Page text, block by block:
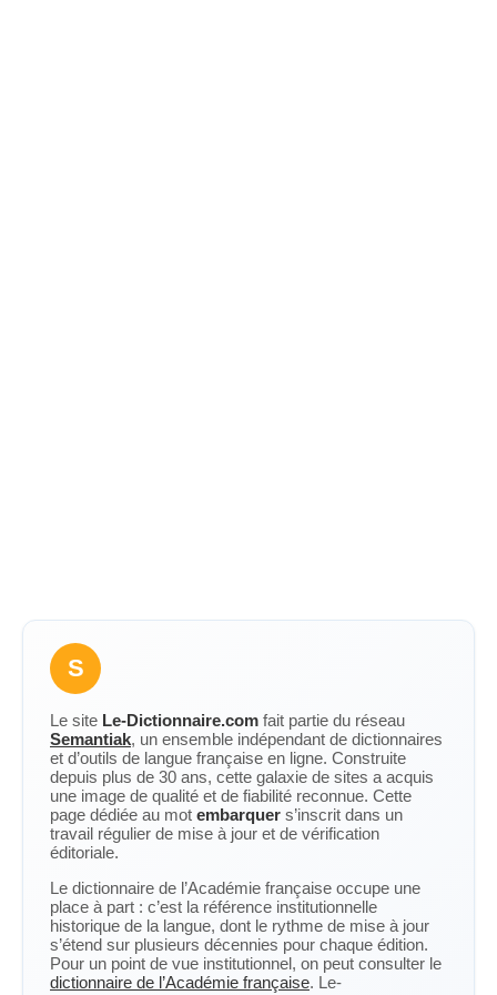
S
Le site Le-Dictionnaire.com fait partie du réseau
Semantiak, un ensemble indépendant de dictionnaires
et d’outils de langue française en ligne. Construite
depuis plus de 30 ans, cette galaxie de sites a acquis
une image de qualité et de fiabilité reconnue. Cette
page dédiée au mot embarquer s’inscrit dans un
travail régulier de mise à jour et de vérification
éditoriale.
Le dictionnaire de l’Académie française occupe une
place à part : c’est la référence institutionnelle
historique de la langue, dont le rythme de mise à jour
s’étend sur plusieurs décennies pour chaque édition.
Pour un point de vue institutionnel, on peut consulter le
dictionnaire de l’Académie française. Le-